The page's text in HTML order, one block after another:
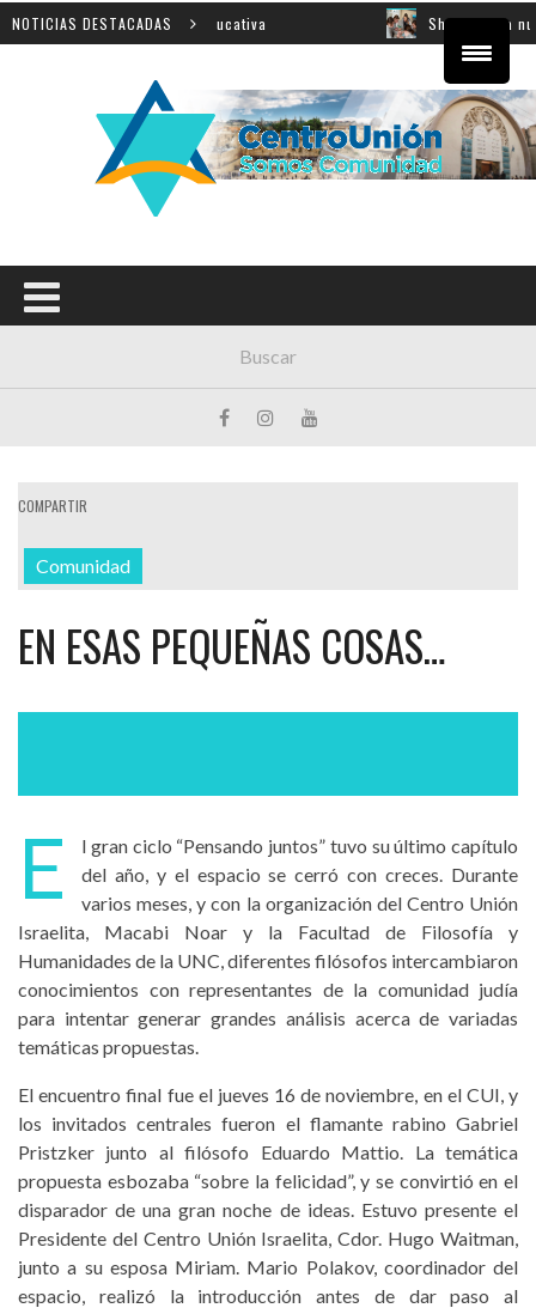
NOTICIAS DESTACADAS
innovación educativa Shahak: una nueva
COMPARTIR
Comunidad
EN ESAS PEQUEÑAS COSAS…
E
l gran ciclo “Pensando juntos” tuvo su último capítulo
del año, y el espacio se cerró con creces. Durante
varios meses, y con la organización del Centro Unión
Israelita, Macabi Noar y la Facultad de Filosofía y
Humanidades de la UNC, diferentes filósofos intercambiaron
conocimientos con representantes de la comunidad judía
para intentar generar grandes análisis acerca de variadas
temáticas propuestas.
El encuentro final fue el jueves 16 de noviembre, en el CUI, y
los invitados centrales fueron el flamante rabino Gabriel
Pristzker junto al filósofo Eduardo Mattio. La temática
propuesta esbozaba “sobre la felicidad”, y se convirtió en el
disparador de una gran noche de ideas. Estuvo presente el
Presidente del Centro Unión Israelita, Cdor. Hugo Waitman,
junto a su esposa Miriam. Mario Polakov, coordinador del
espacio, realizó la introducción antes de dar paso al